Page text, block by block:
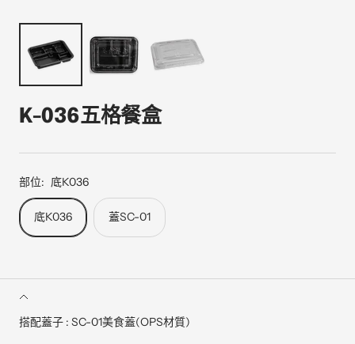
K-036五格餐盒
部位: 底K036
底K036 蓋SC-01
搭配蓋子 : SC-01美食蓋(OPS材質)